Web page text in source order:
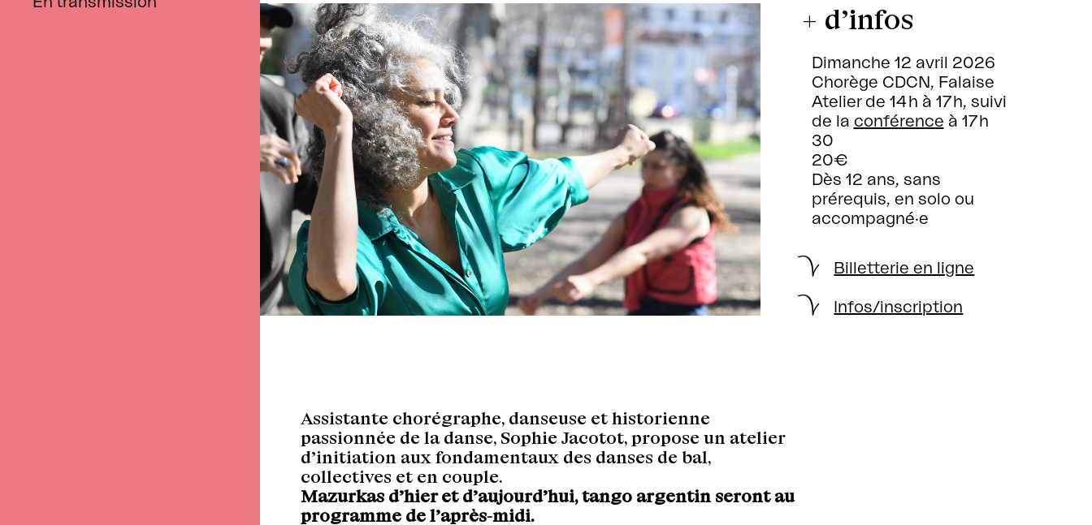
+ d’infos
Dimanche 12 avril 2026
Chorège CDCN, Falaise
Atelier de 14 h à 17 h, suivi
de la conférence à 17 h
30
20€
Dès 12 ans, sans
prérequis, en solo ou
accompagné·e
Billetterie en ligne
Infos/inscription
Assistante chorégraphe, danseuse et historienne
passionnée de la danse, Sophie Jacotot, propose un atelier
d’initiation aux fondamentaux des danses de bal,
collectives et en couple.
Mazurkas d’hier et d’aujourd’hui, tango argentin seront au
programme de l’après-midi.